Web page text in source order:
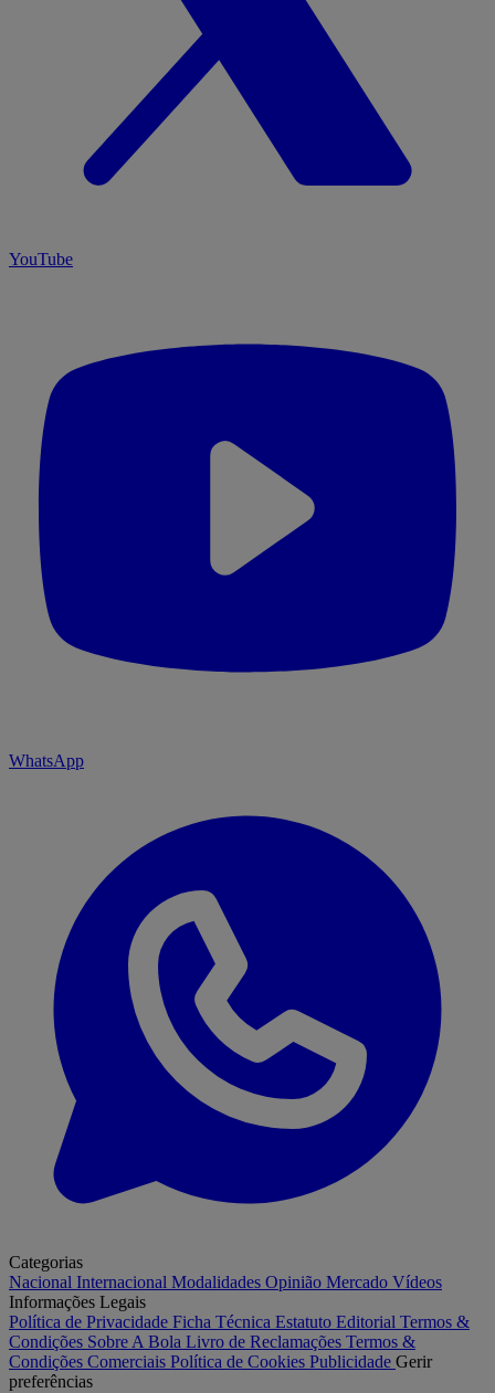
YouTube
WhatsApp
Categorias
Nacional Internacional Modalidades Opinião Mercado Vídeos
Informações Legais
Política de Privacidade Ficha Técnica Estatuto Editorial Termos &
Condições Sobre A Bola Livro de Reclamações Termos &
Condições Comerciais Política de Cookies Publicidade Gerir
preferências